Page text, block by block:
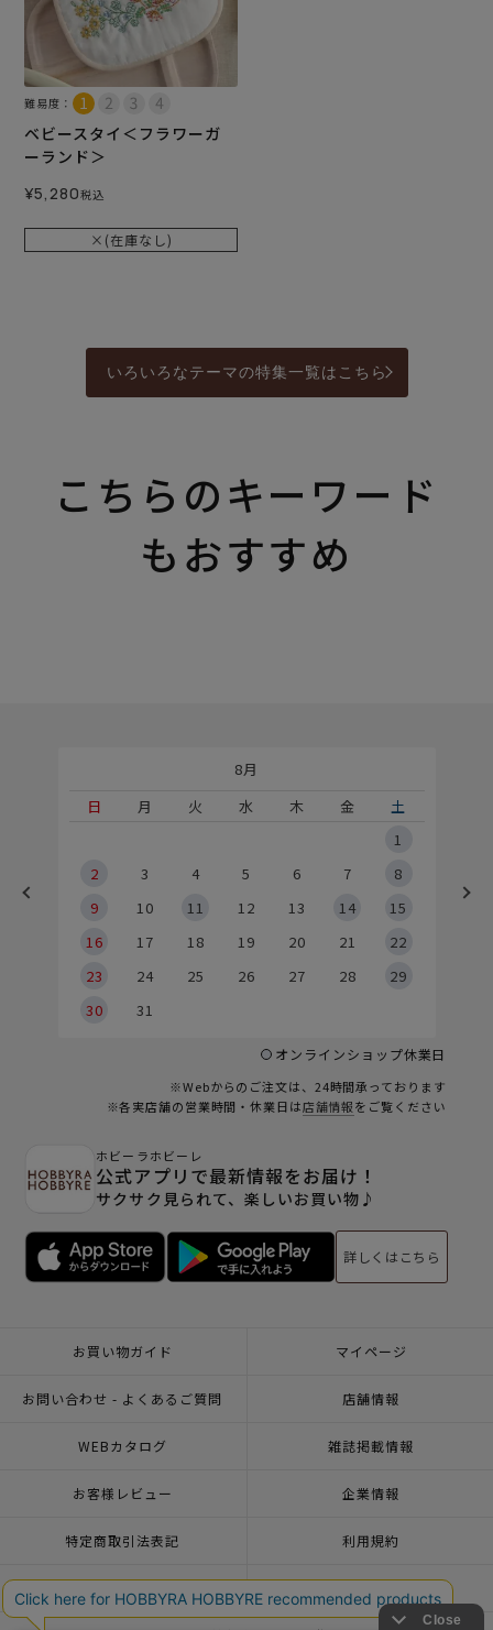
難易度：
ベビースタイ＜フラワーガ
ーランド＞
¥5,280税込
×(在庫なし)
いろいろなテーマの特集一覧はこちら
こちらのキーワード
もおすすめ
8月
日
月 火 水 木 金
土
1
2
3 4 5 6 7
8
9
10 11 12 13 14
15
16
17 18 19 20 21
22
23
24 25 26 27 28
29
30
31
オンラインショップ休業日
※Webからのご注文は、24時間承っております
※各実店舗の営業時間・休業日は店舗情報をご覧ください
ホビーラホビーレ
公式アプリで最新情報をお届け！
サクサク見られて、楽しいお買い物♪
詳しくはこちら
お買い物ガイド マイページ
お問い合わせ - よくあるご質問 店舗情報
WEBカタログ 雑誌掲載情報
お客様レビュー 企業情報
特定商取引法表記 利用規約
一緒に働こう♪求人情報